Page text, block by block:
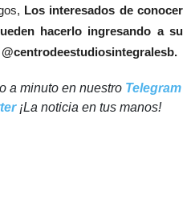
Los interesados de conocer
hacerlo ingresando a su
a minuto en nuestro Telegram
¡La noticia en tus manos!